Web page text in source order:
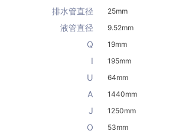
排水管直径 25mm
液管直径 9.52mm
Q 19mm
I 195mm
U 64mm
A 1440mm
J 1250mm
O 53mm